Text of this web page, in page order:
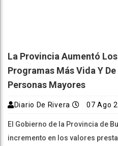
La Provincia Aumentó
Programas Más Vida Y
Personas Mayores
Diario De Rivera 07 Ago
El Gobierno de la Provincia de
incremento en los valores